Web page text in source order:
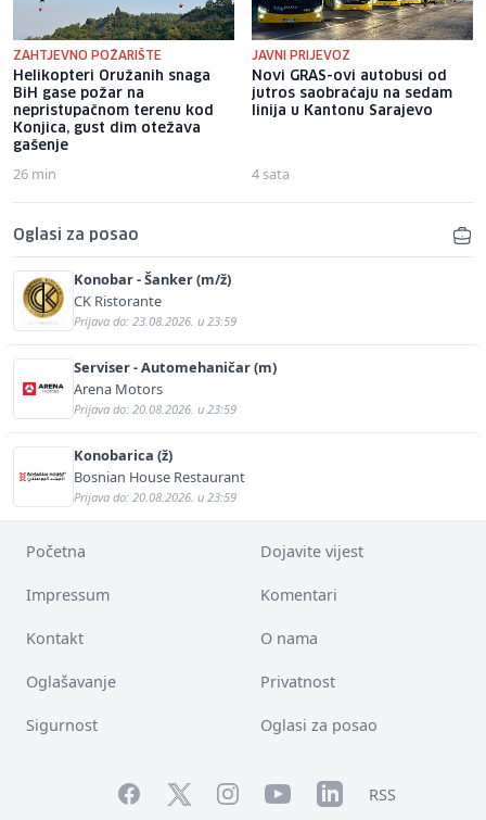
ZAHTJEVNO POŽARIŠTE
Helikopteri Oružanih snaga
BiH gase požar na
nepristupačnom terenu kod
Konjica, gust dim otežava
gašenje
26 min
JAVNI PRIJEVOZ
Novi GRAS-ovi autobusi od
jutros saobraćaju na sedam
linija u Kantonu Sarajevo
4 sata
Oglasi za posao
Konobar - Šanker (m/ž)
CK Ristorante
Prijava do: 23.08.2026. u 23:59
Serviser - Automehaničar (m)
Arena Motors
Prijava do: 20.08.2026. u 23:59
Konobarica (ž)
Bosnian House Restaurant
Prijava do: 20.08.2026. u 23:59
Početna Dojavite vijest
Impressum Komentari
Kontakt O nama
Oglašavanje Privatnost
Sigurnost Oglasi za posao
FacebookTwitterInstagramYouTubeLinkedInRSS